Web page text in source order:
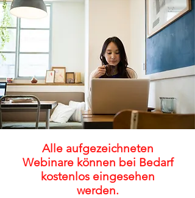
Alle aufgezeichneten
Webinare können bei Bedarf
kostenlos eingesehen
werden.